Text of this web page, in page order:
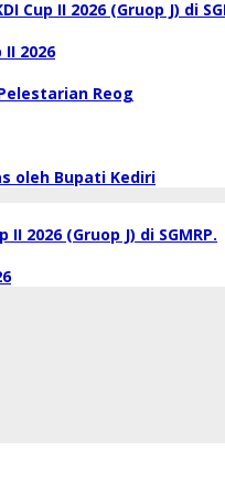
II 2026 (Gruop J) di
2026
Reog
oleh Bupati Kediri
2026 (Gruop J) di SGMRP.